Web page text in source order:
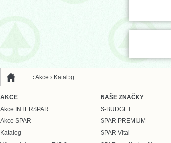
›Akce › Katalog
AKCE
Akce INTERSPAR
Akce SPAR
Katalog
NAŠE ZNAČKY
S-BUDGET
SPAR PREMIUM
SPAR Vital